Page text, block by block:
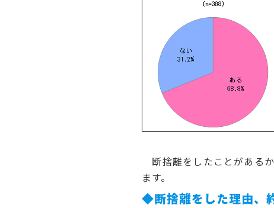
断捨離をしたことがある
ます。
◆断捨離をした理由、